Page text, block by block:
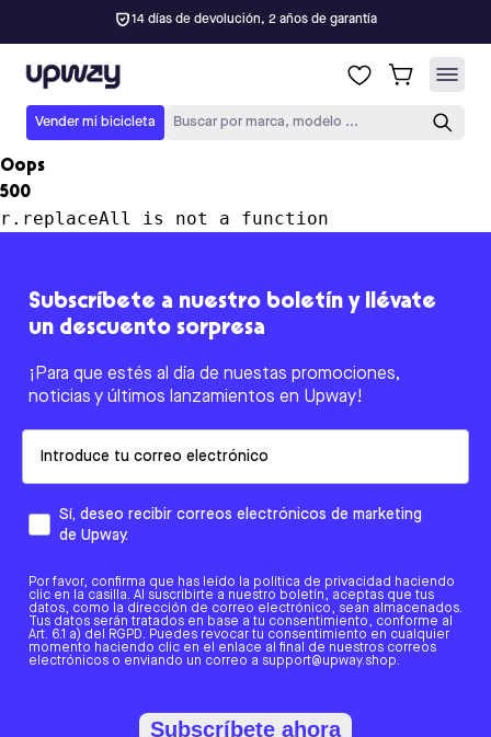
14 días de devolución, 2 años de garantía
Upway
Vender mi bicicleta Buscar por marca, modelo ...
Oops
500
r.replaceAll is not a function
Subscríbete a nuestro boletín y llévate
un descuento sorpresa
¡Para que estés al día de nuestas promociones,
noticias y últimos lanzamientos en Upway!
Sí, deseo recibir correos electrónicos de marketing
de Upway.
Por favor, confirma que has leído la política de privacidad haciendo
clic en la casilla. Al suscribirte a nuestro boletín, aceptas que tus
datos, como la dirección de correo electrónico, sean almacenados.
Tus datos serán tratados en base a tu consentimiento, conforme al
Art. 6.1 a) del RGPD. Puedes revocar tu consentimiento en cualquier
momento haciendo clic en el enlace al final de nuestros correos
electrónicos o enviando un correo a support@upway.shop.
Subscríbete ahora